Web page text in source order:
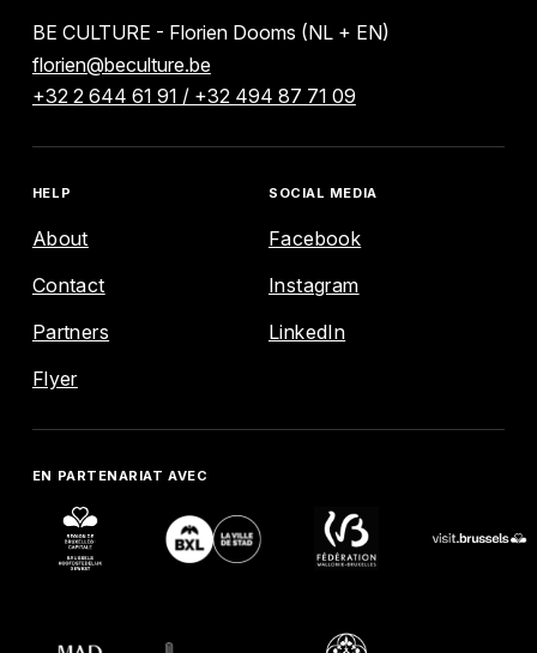
ENGLISH NEDERLANDS
EXPLORE
AGENDA
MAP
HELP
HELP
About
Contact
Partners
Flyer
SOCIAL MEDIA
Facebook
Instagram
LinkedIn
EN PARTENARIAT AVEC
BE CULTURE - Florien Dooms (NL + EN)
florien@beculture.be
+32 2 644 61 91 / +32 494 87 71 09